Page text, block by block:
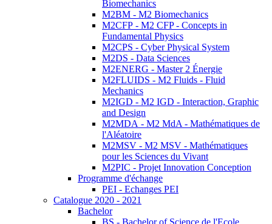
Biomechanics
M2BM - M2 Biomechanics
M2CFP - M2 CFP - Concepts in
Fundamental Physics
M2CPS - Cyber Physical System
M2DS - Data Sciences
M2ENERG - Master 2 Énergie
M2FLUIDS - M2 Fluids - Fluid
Mechanics
M2IGD - M2 IGD - Interaction, Graphic
and Design
M2MDA - M2 MdA - Mathématiques de
l'Aléatoire
M2MSV - M2 MSV - Mathématiques
pour les Sciences du Vivant
M2PIC - Projet Innovation Conception
Programme d'échange
PEI - Echanges PEI
Catalogue 2020 - 2021
Bachelor
BS - Bachelor of Science de l'Ecole